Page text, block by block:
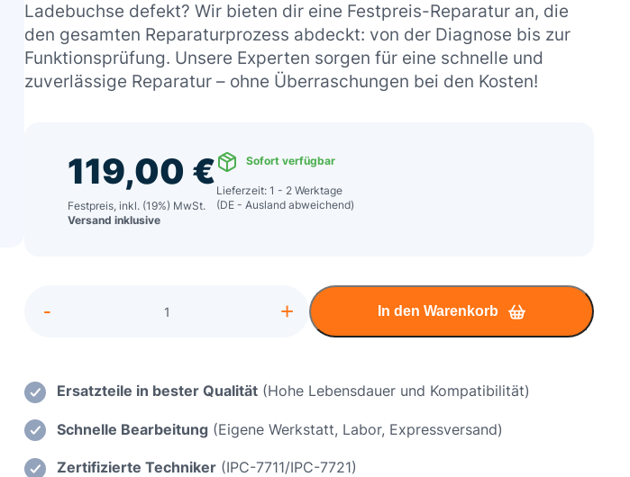
Ladebuchse defekt? Wir bieten dir eine Festpreis-Reparatur an, die
den gesamten Reparaturprozess abdeckt: von der Diagnose bis zur
Funktionsprüfung. Unsere Experten sorgen für eine schnelle und
zuverlässige Reparatur – ohne Überraschungen bei den Kosten!
119,00 €
Festpreis, inkl. (19%) MwSt.
Versand inklusive
Sofort verfügbar
Lieferzeit: 1 - 2 Werktage
(DE - Ausland abweichend)
Fujitsu
Einsatz
neuen
Ladebuchse
- + In den Warenkorb
Ersatzteile in bester Qualität (Hohe Lebensdauer und Kompatibilität)
Schnelle Bearbeitung (Eigene Werkstatt, Labor, Expressversand)
Zertifizierte Techniker (IPC-7711/IPC-7721)